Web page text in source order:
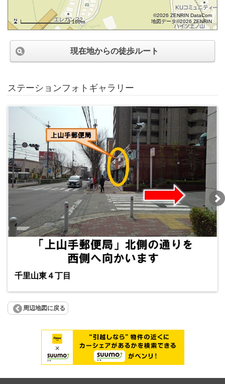
100m
©2026 ZENRIN DataCom
地図データ©2026 ZENRIN
現在地からの徒歩ルート
ステーションフォトギャラリー
千里山東４丁目
周辺地図に戻る